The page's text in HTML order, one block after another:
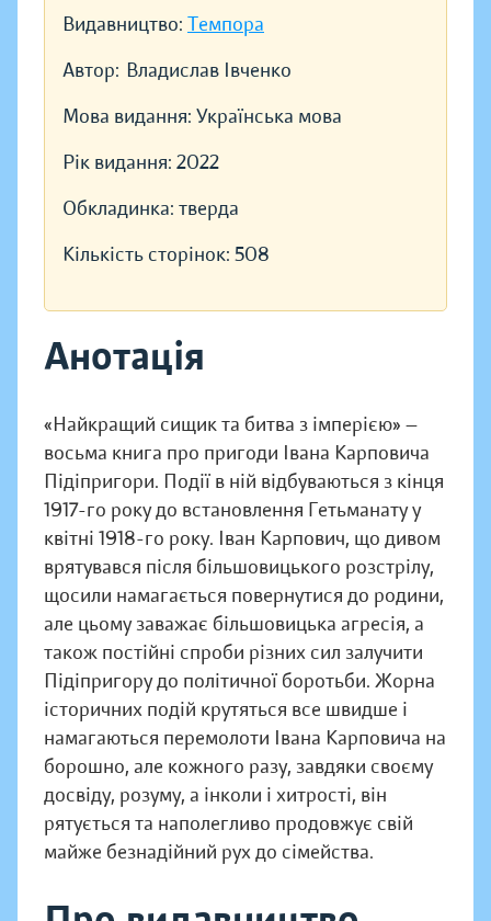
Видавництво: Темпора
Автор: Владислав Івченко
Мова видання: Українська мова
Рік видання: 2022
Обкладинка: тверда
Кількість сторінок: 508
Анотація
«Найкращий сищик та битва з імперією» —
восьма книга про пригоди Івана Карповича
Підіпригори. Події в ній відбуваються з кінця
1917-го року до встановлення Гетьманату у
квітні 1918-го року. Іван Карпович, що дивом
врятувався після більшовицького розстрілу,
щосили намагається повернутися до родини,
але цьому заважає більшовицька агресія, а
також постійні спроби різних сил залучити
Підіпригору до політичної боротьби. Жорна
історичних подій крутяться все швидше і
намагаються перемолоти Івана Карповича на
борошно, але кожного разу, завдяки своєму
досвіду, розуму, а інколи і хитрості, він
рятується та наполегливо продовжує свій
майже безнадійний рух до сімейства.